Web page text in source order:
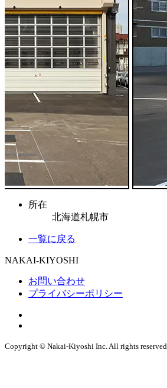
所在
北海道札幌市
一覧に戻る
NAKAI-KIYOSHI
お問い合わせ
プライバシーポリシー
Copyright © Nakai-Kiyoshi Inc. All rights reserved.